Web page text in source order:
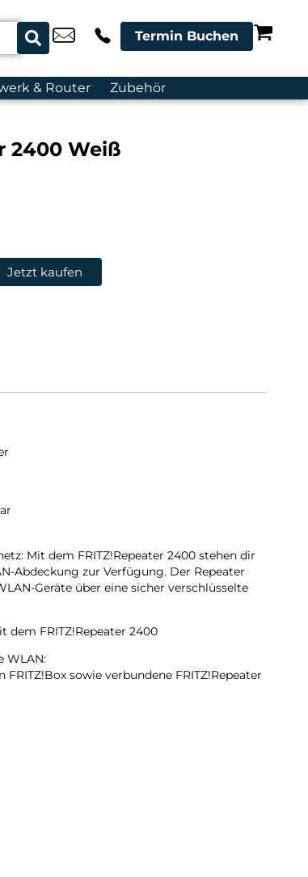
Termin Buchen
& Router Zubehör
2400 Weiß
Jetzt kaufen
Mit dem FRITZ!Repeater 2400 stehen dir
Abdeckung zur Verfügung. Der Repeater
Geräte über eine sicher verschlüsselte
dem FRITZ!Repeater 2400
WLAN:
sowie verbundene FRITZ!Repeater
dein WLAN genießen kannst: Die Mesh-